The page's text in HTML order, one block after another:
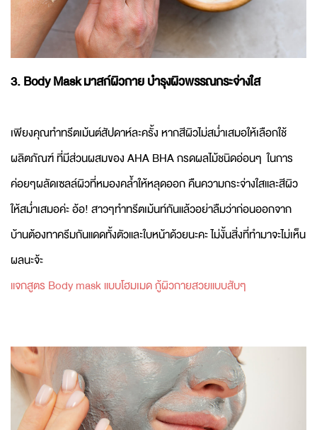
3. Body Mask มาสก์ผิวกาย บำรุงผิวพรรณกระจ่างใส
เพียงคุณทำทรีตเม้นต์สัปดาห์ละครั้ง หากสีผิวไม่สม่ำเสมอให้เลือกใช้
ผลิตภัณฑ์ ที่มีส่วนผสมของ AHA BHA กรดผลไม้ชนิดอ่อนๆ ในการ
ค่อยๆผลัดเซลล์ผิวที่หมองคล้ำให้หลุดออก คืนความกระจ่างใสและสีผิว
ให้สม่ำเสมอค่ะ อ้อ! สาวๆทำทรีตเม้นท์กันแล้วอย่าลืมว่าก่อนออกจาก
บ้านต้องทาครีมกันแดดทั้งตัวและใบหน้าด้วยนะคะ ไม่งั้นสิ่งที่ทำมาจะไม่เห็น
ผลนะจ้ะ
แจกสูตร Body mask แบบโฮมเมด กู้ผิวกายสวยแบบสับๆ